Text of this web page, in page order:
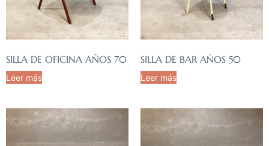
SILLA DE OFICINA AÑOS 70
Leer más
SILLA DE BAR AÑOS 50
Leer más